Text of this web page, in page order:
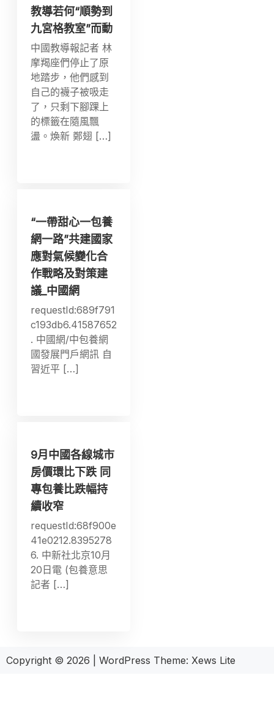
教導若何“順勢到
九宮格教室”而動
中國教導報記者 林
摩羯座們停止了原
地踏步，他們感到
自己的襪子被吸走
了，只剩下腳踝上
的標籤在隨風飄
盪。煥新 鄭翅 […]
“一帶甜心一包養
網一路”共建國家
應對氣候變化合
作戰略及對策建
議_中國網
requestId:689f791
c193db6.41587652
. 中國網/中包養網
國發展門戶網訊 自
習近平 […]
9月中國各線城市
房價環比下跌 同
專包養比跌幅持
續收窄
requestId:68f900e
41e0212.8395278
6. 中新社北京10月
20日電 (包養意思
記者 […]
Copyright © 2026 WordPress Theme: Xews Lite